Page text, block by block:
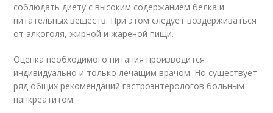
соблюдать диету с высоким содержанием белка и
питательных веществ. При этом следует воздерживаться
от алкоголя, жирной и жареной пищи.
Оценка необходимого питания производится
индивидуально и только лечащим врачом. Но существует
ряд общих рекомендаций гастроэнтерологов больным
панкреатитом.